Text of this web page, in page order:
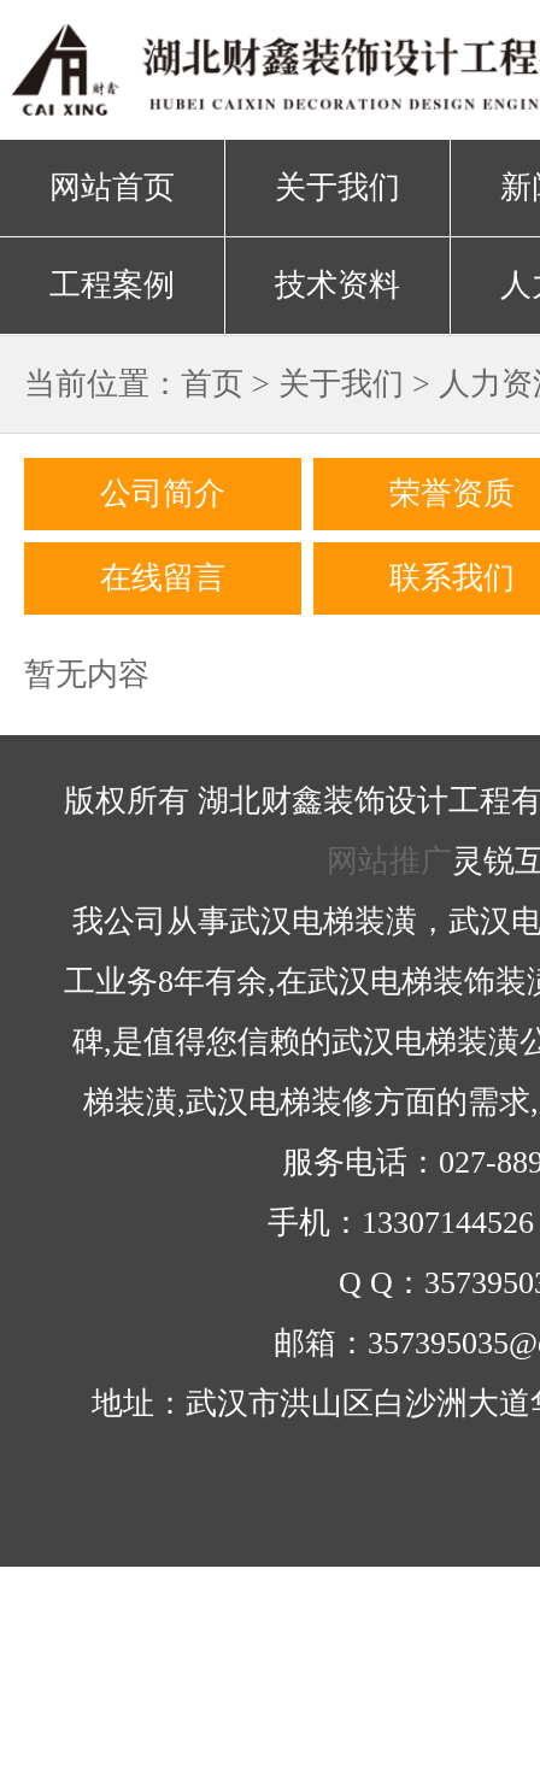
网站首页 关于我们 新
工程案例 技术资料
当前位置： 首页 > 关于我们 > 人力
公司简介 荣誉资质
在线留言 联系我们
暂无内容
版权所有 湖北财鑫装饰设计工程
网站推广灵锐
我公司从事武汉电梯装潢，武汉
工业务8年有余,在武汉电梯装饰
碑,是值得您信赖的武汉电梯装潢
梯装潢,武汉电梯装修方面的需
服务电话：027-
手机：
Q Q：
邮箱：
地址：武汉市洪山区白沙洲大